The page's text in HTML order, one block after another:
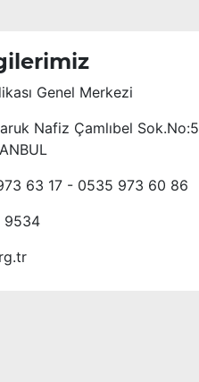
Genel Merkezi
Nafiz Çamlıbel Sok.No:5
63 17 - 0535 973 60 86
9534